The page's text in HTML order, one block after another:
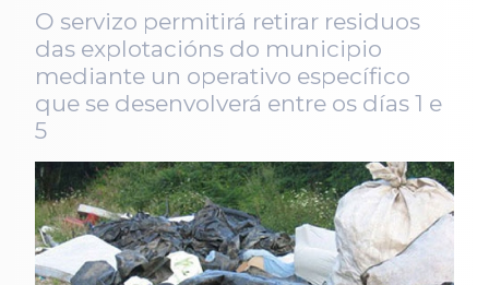
O servizo permitirá retirar residuos
das explotacións do municipio
mediante un operativo específico
que se desenvolverá entre os días 1 e
5